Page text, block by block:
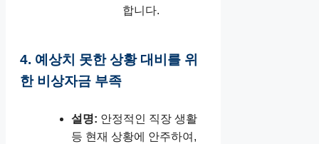
합니다.
4. 예상치 못한 상황 대비를 위
한 비상자금 부족
설명: 안정적인 직장 생활
등 현재 상황에 안주하여,